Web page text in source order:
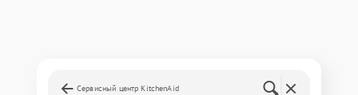
Сервисный центр KitchenAid